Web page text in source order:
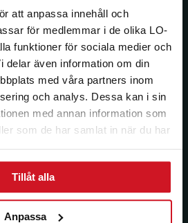
att anpassa innehåll och
för medlemmar i de olika LO-
funktioner för sociala medier och
delar även information om din
med våra partners inom
och analys. Dessa kan i sin
med annan information som
som de har samlat in när du har
Tillåt alla
Anpassa